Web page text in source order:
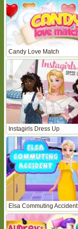
Candy Love Match
Instagirls Dress Up
Elsa Commuting Accident